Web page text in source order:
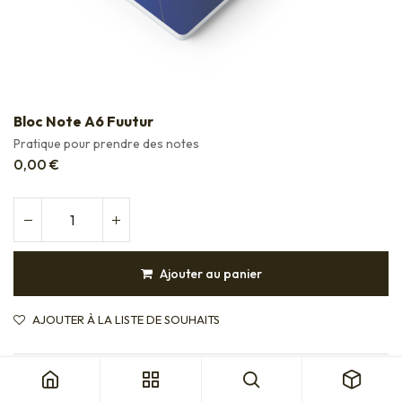
Bloc Note A6 Fuutur
Pratique pour prendre des notes
0,00 €
Ajouter au panier
AJOUTER À LA LISTE DE SOUHAITS
Category: